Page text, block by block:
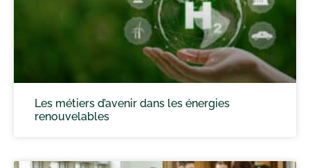
Les métiers d’avenir dans les énergies
renouvelables